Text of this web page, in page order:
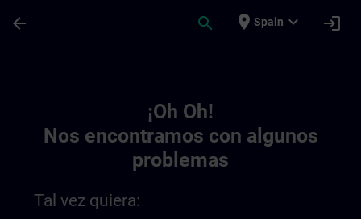
arrow_back search place Spain expand_more login
¡Oh Oh!
Nos encontramos con algunos
problemas
Tal vez quiera: